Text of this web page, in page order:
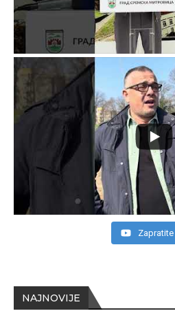
NAJNOVIJE